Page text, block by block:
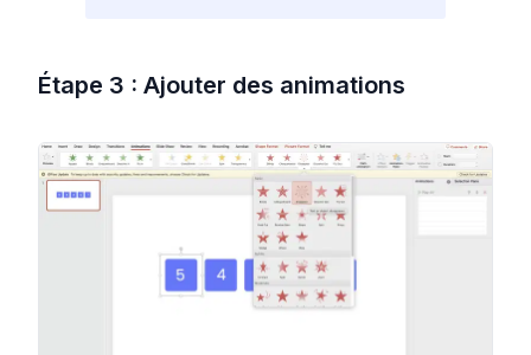
Étape 3 : Ajouter des animations